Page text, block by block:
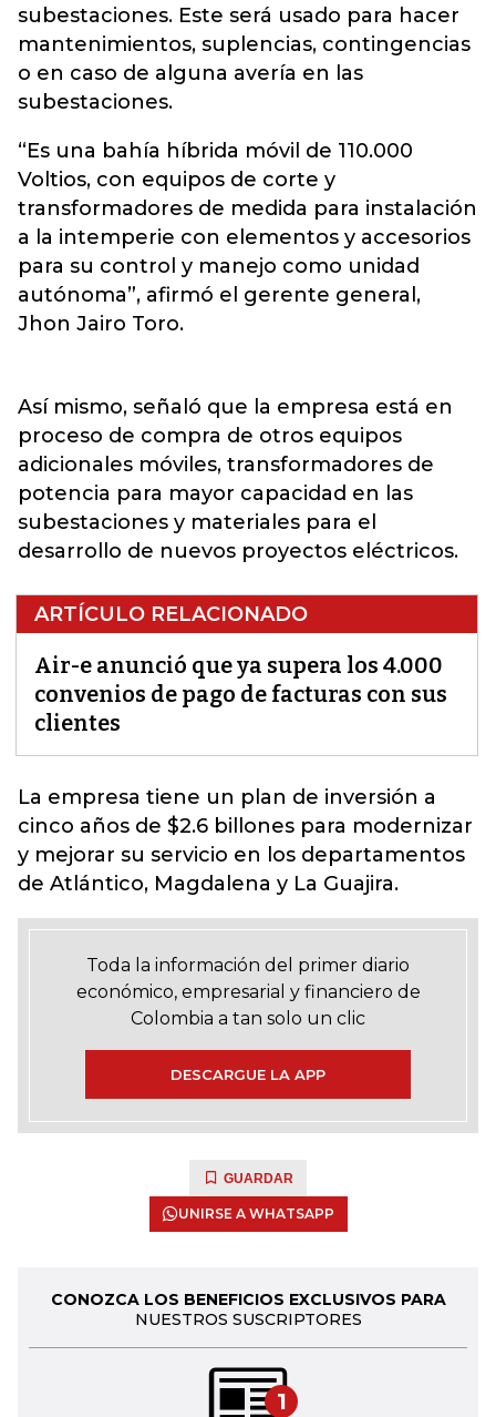
subestaciones. Este será usado para hacer
mantenimientos, suplencias, contingencias
o en caso de alguna avería en las
subestaciones.
“Es una bahía híbrida móvil de 110.000
Voltios, con equipos de corte y
transformadores de medida para instalación
a la intemperie con elementos y accesorios
para su control y manejo como unidad
autónoma”, afirmó el gerente general,
Jhon Jairo Toro.
Así mismo, señaló que la empresa está en
proceso de compra de otros equipos
adicionales móviles, transformadores de
potencia para mayor capacidad en las
subestaciones y materiales para el
desarrollo de nuevos proyectos eléctricos.
ARTÍCULO RELACIONADO
Air-e anunció que ya supera los 4.000
convenios de pago de facturas con sus
clientes
La empresa tiene un plan de inversión a
cinco años de $2.6 billones para modernizar
y mejorar su servicio en los departamentos
de Atlántico, Magdalena y La Guajira.
Toda la información del primer diario
económico, empresarial y financiero de
Colombia a tan solo un clic
DESCARGUE LA APP
GUARDAR
UNIRSE A WHATSAPP
CONOZCA LOS BENEFICIOS EXCLUSIVOS PARA
NUESTROS SUSCRIPTORES
1